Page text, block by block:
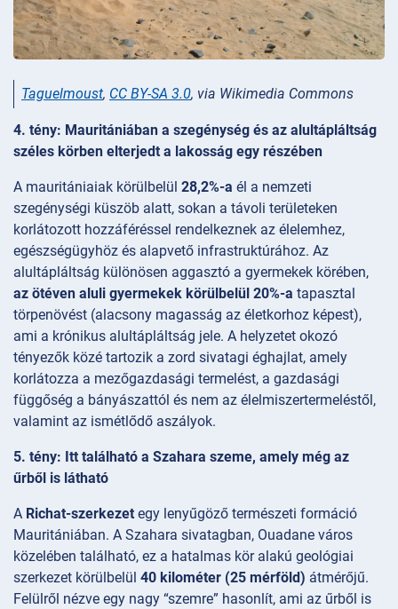
Taguelmoust, CC BY-SA 3.0, via Wikimedia Commons
4. tény: Mauritániában a szegénység és az alultápláltság
széles körben elterjedt a lakosság egy részében
A mauritániaiak körülbelül 28,2%-a él a nemzeti
szegénységi küszöb alatt, sokan a távoli területeken
korlátozott hozzáféréssel rendelkeznek az élelemhez,
egészségügyhöz és alapvető infrastruktúrához. Az
alultápláltság különösen aggasztó a gyermekek körében,
az ötéven aluli gyermekek körülbelül 20%-a tapasztal
törpenövést (alacsony magasság az életkorhoz képest),
ami a krónikus alultápláltság jele. A helyzetet okozó
tényezők közé tartozik a zord sivatagi éghajlat, amely
korlátozza a mezőgazdasági termelést, a gazdasági
függőség a bányászattól és nem az élelmiszertermeléstől,
valamint az ismétlődő aszályok.
5. tény: Itt található a Szahara szeme, amely még az
űrből is látható
A Richat-szerkezet egy lenyűgöző természeti formáció
Mauritániában. A Szahara sivatagban, Ouadane város
közelében található, ez a hatalmas kör alakú geológiai
szerkezet körülbelül 40 kilométer (25 mérföld) átmérőjű.
Felülről nézve egy nagy “szemre” hasonlít, ami az űrből is